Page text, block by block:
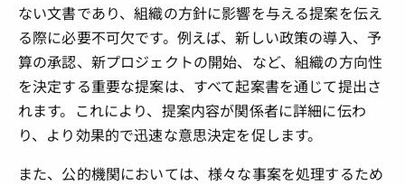
ない文書であり、組織の方針に影響を与える提案を伝え
る際に必要不可欠です。例えば、新しい政策の導入、予
算の承認、新プロジェクトの開始、など、組織の方向性
を決定する重要な提案は、すべて起案書を通じて提出さ
れます。これにより、提案内容が関係者に詳細に伝わ
り、より効果的で迅速な意思決定を促します。
また、公的機関においては、様々な事案を処理するため